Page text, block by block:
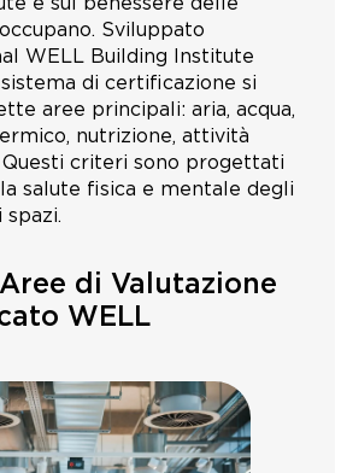
Sviluppato
WELL Building Institute
di certificazione si
aree principali: aria, acqua,
nutrizione, attività
criteri sono progettati
salute fisica e mentale degli
di Valutazione
WELL